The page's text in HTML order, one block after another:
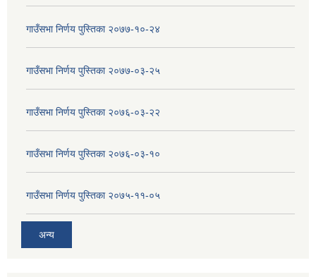
गाउँसभा निर्णय पुस्तिका २०७७-१०-२४
गाउँसभा निर्णय पुस्तिका २०७७-०३-२५
गाउँसभा निर्णय पुस्तिका २०७६-०३-२२
गाउँसभा निर्णय पुस्तिका २०७६-०३-१०
गाउँसभा निर्णय पुस्तिका २०७५-११-०५
अन्य